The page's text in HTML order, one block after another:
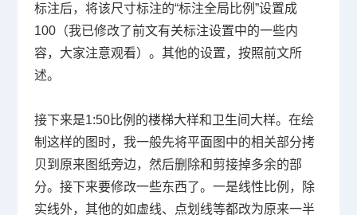
标注后，将该尺寸标注的“标注全局比例”设置成
100（我已修改了前文有关标注设置中的一些内
容，大家注意观看）。其他的设置，按照前文所
述。
接下来是1:50比例的楼梯大样和卫生间大样。在绘
制这样的图时，我一般先将平面图中的相关部分拷
贝到原来图纸旁边，然后删除和剪接掉多余的部
分。接下来要修改一些东西了。一是线性比例，除
实线外，其他的如虚线、点划线等都改为原来一半